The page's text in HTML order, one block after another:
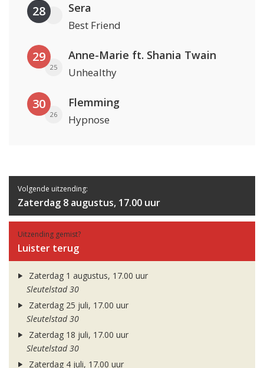
28 Sera
Best Friend
29
25
Anne-Marie ft. Shania Twain
Unhealthy
30
26
Flemming
Hypnose
Volgende uitzending:
Zaterdag 8 augustus, 17.00 uur
Uitzending gemist?
Luister terug
Zaterdag 1 augustus, 17.00 uur
Sleutelstad 30
Zaterdag 25 juli, 17.00 uur
Sleutelstad 30
Zaterdag 18 juli, 17.00 uur
Sleutelstad 30
Zaterdag 4 juli, 17.00 uur